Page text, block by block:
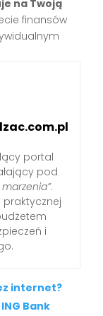
na Twoją
finansów
portal
pod
.
praktycznej
i
internet?
Bank